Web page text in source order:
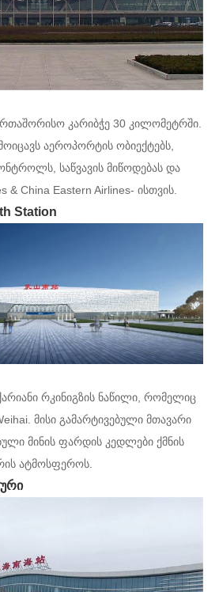
კარიბჭე 30 კილომეტრში.
აეროპორტის ობიექტებს,
საწვავის მიწოდებას და
& China Eastern Airlines- ისთვის.
Station
რკინიგზის ნაწილი, რომელიც
მისი გამარტივებული მთავარი
მინის ფარდის კედლები ქმნის
ატმოსფეროს.